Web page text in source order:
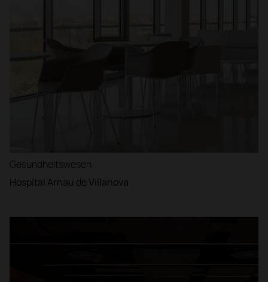
Gesundheitswesen
Hospital Arnau de Villanova